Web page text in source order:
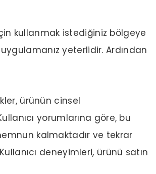
kullanmak istediğiniz bölgeye
yeterlidir. Ardından
ürünün cinsel
yorumlarına göre, bu
kalmaktadır ve tekrar
deneyimleri, ürünü satın